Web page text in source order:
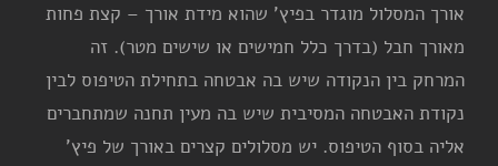
אורך המסלול מוגדר בפיץ' שהוא מידת אורך – קצת פחות
מאורך חבל (בדרך כלל חמישים או שישים מטר). זה
המרחק בין הנקודה שיש בה אבטחה בתחילת הטיפוס לבין
נקודת האבטחה המסיבית שיש בה מעין תחנה שמתחברים
אליה בסוף הטיפוס. יש מסלולים קצרים באורך של פיץ'